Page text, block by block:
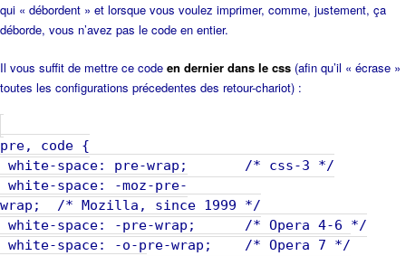
qui « débordent » et lorsque vous voulez imprimer, comme, justement, ça
déborde, vous n’avez pas le code en entier.
Il vous suffit de mettre ce code en dernier dans le css (afin qu’il « écrase »
toutes les configurations précedentes des retour-chariot) :
pre, code {
white-space: pre-wrap; /* css-3 */
white-space: -moz-pre-
wrap; /* Mozilla, since 1999 */
white-space: -pre-wrap; /* Opera 4-6 */
white-space: -o-pre-wrap; /* Opera 7 */